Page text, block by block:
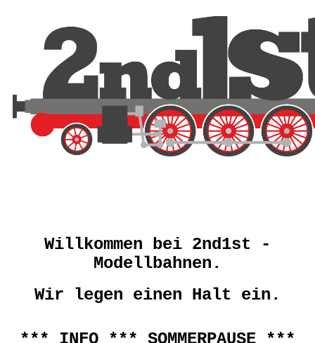
Willkommen bei 2nd1st -
Modellbahnen.
Wir legen einen Halt ein.
*** INFO *** SOMMERPAUSE ***